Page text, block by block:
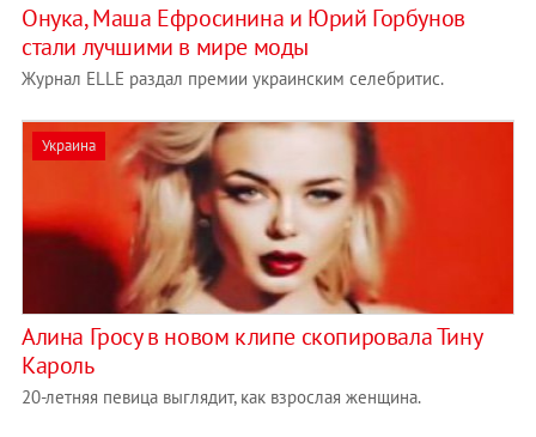
Онука, Маша Ефросинина и Юрий Горбунов
стали лучшими в мире моды
Журнал ELLE раздал премии украинским селебритис.
Украина
Алина Гросу в новом клипе скопировала Тину
Кароль
20-летняя певица выглядит, как взрослая женщина.